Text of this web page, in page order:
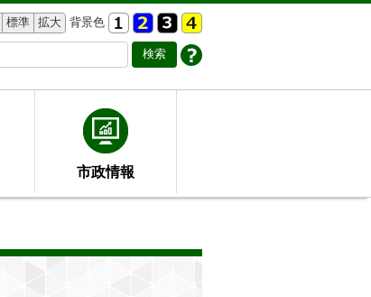
標準 拡大 背景色
市政情報